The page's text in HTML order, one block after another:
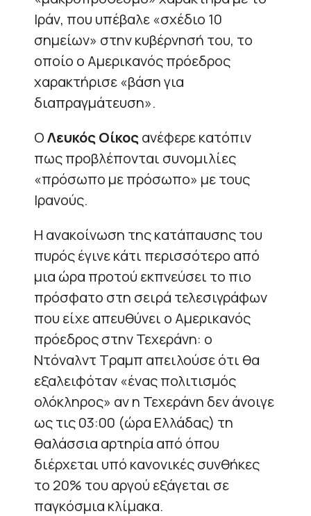
Ιράν, που υπέβαλε «σχέδιο 10
σημείων» στην κυβέρνησή του, το
οποίο ο Αμερικανός πρόεδρος
χαρακτήρισε «βάση για
διαπραγμάτευση».
ΟΛευκός Οίκοςανέφερε κατόπιν
πως προβλέπονται συνομιλίες
«πρόσωπο με πρόσωπο» με τους
Ιρανούς.
Η ανακοίνωση της κατάπαυσης του
πυρός έγινε κάτι περισσότερο από
μια ώρα προτού εκπνεύσει το πιο
πρόσφατο στη σειρά τελεσιγράφων
που είχε απευθύνει ο Αμερικανός
πρόεδρος στην Τεχεράνη: ο
Ντόναλντ Τραμπ απειλούσε ότι θα
εξαλειφόταν «ένας πολιτισμός
ολόκληρος» αν η Τεχεράνη δεν άνοιγε
ως τις 03:00 (ώρα Ελλάδας) τη
θαλάσσια αρτηρία από όπου
διέρχεται υπό κανονικές συνθήκες
το 20% του αργού εξάγεται σε
παγκόσμια κλίμακα.